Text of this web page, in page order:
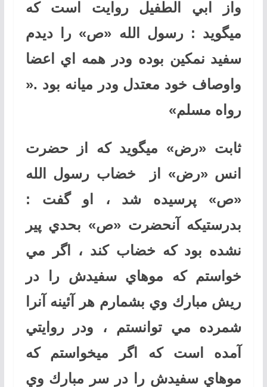
واز ابي الطفيل روايت است كه
ميگويد : رسول الله «ص» را ديدم
سفيد نمكين بوده ودر همه اي اعضا
واوصاف خود معتدل ودر ميانه بود .«
رواه مسلم»
ثابت «رض» ميگويد كه از حضرت
انس «رض» از خضاب رسول الله
«ص» پرسيده شد ، او گفت :
بدرستيكه آنحضرت «ص» بحدي پير
نشده بود كه خضاب كند ، اگر مي
خواستم كه موهاي سفيدش را در
ريش مبارك وي بشمارم هر آئينه آنرا
شمرده مي توانستم ، ودر روايتي
آمده است كه اگر ميخواستم كه
موهاي سفيدش را در سر مبارك وي